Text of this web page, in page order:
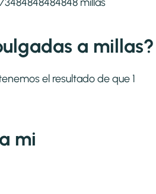
a millas?
el resultado de que 1
mi